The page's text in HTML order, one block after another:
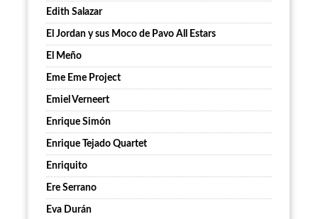
Edith Salazar
El Jordan y sus Moco de Pavo All Estars
El Meño
Eme Eme Project
Emiel Verneert
Enrique Simón
Enrique Tejado Quartet
Enriquito
Ere Serrano
Eva Durán